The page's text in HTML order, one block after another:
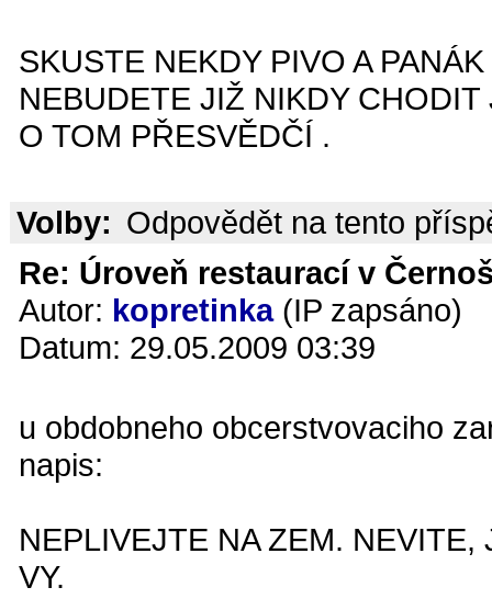
SKUSTE NEKDY PIVO A
NEBUDETE JIŽ NIKDY
O TOM PŘESVĚDČÍ .
Volby: Odpovědět na tento
Re: Úroveň restaurací v
Autor: kopretinka(IP zapsáno)
Datum: 29.05.2009 03:39
u obdobneho obcerstvovaciho
napis:
NEPLIVEJTE NA ZEM.
VY.